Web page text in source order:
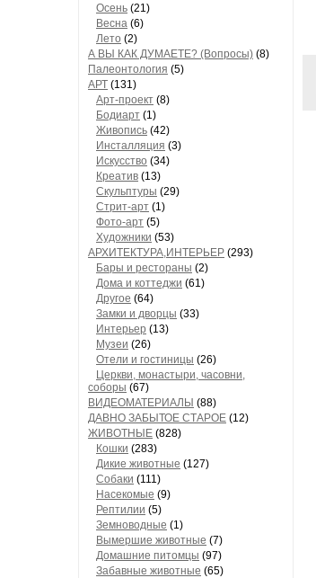
Осень (21)
Весна (6)
Лето (2)
А ВЫ КАК ДУМАЕТЕ? (Вопросы) (8)
Палеонтология (5)
АРТ (131)
Арт-проект (8)
Бодиарт (1)
Живопись (42)
Инсталляция (3)
Искусство (34)
Креатив (13)
Скульптуры (29)
Стрит-арт (1)
Фото-арт (5)
Художники (53)
АРХИТЕКТУРА,ИНТЕРЬЕР (293)
Бары и рестораны (2)
Дома и коттеджи (61)
Другое (64)
Замки и дворцы (33)
Интерьер (13)
Музеи (26)
Отели и гостиницы (26)
Церкви, монастыри, часовни,
соборы (67)
ВИДЕОМАТЕРИАЛЫ (88)
ДАВНО ЗАБЫТОЕ СТАРОЕ (12)
ЖИВОТНЫЕ (828)
Кошки (283)
Дикие животные (127)
Собаки (111)
Насекомые (9)
Рептилии (5)
Земноводные (1)
Вымершие животные (7)
Домашние питомцы (97)
Забавные животные (65)